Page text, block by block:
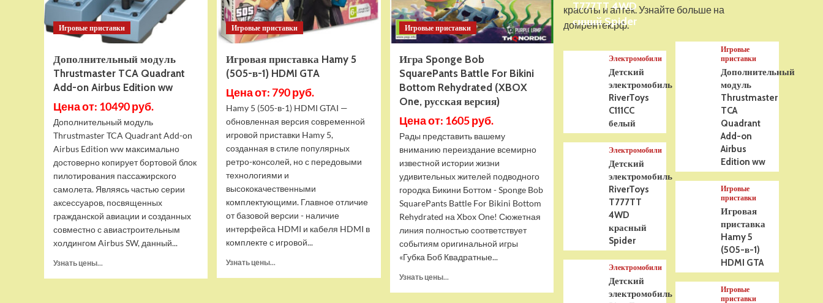
5
На радиоуправлении
(Германия) HC (для ИК
танкового боя) V3 2.4G
RTR, TG3848-1HC-IR3.0
Игровые приставки
Дополнительный модуль
Thrustmaster TCA Quadrant
Add-on Airbus Edition ww
Цена от: 10490 руб.
Дополнительный модуль
Thrustmaster TCA Quadrant Add-on
Airbus Edition ww максимально
достоверно копирует бортовой блок
пилотирования пассажирского
самолета. Являясь частью серии
аксессуаров, посвященных
гражданской авиации и созданных
совместно с авиастроительным
холдингом Airbus SW, данный...
Узнать цены...
Игровые приставки
Игровая приставка Hamy 5
(505-в-1) HDMI GTA
Цена от: 790 руб.
Hamy 5 (505-в-1) HDMI GTAI —
обновленная версия современной
игровой приставки Hamy 5,
созданная в стиле популярных
ретро-консолей, но с передовыми
технологиями и
высококачественными
комплектующими. Главное отличие
от базовой версии - наличие
интерфейса HDMI и кабеля HDMI в
комплекте с игровой...
Узнать цены...
Игровые приставки
Игра Sponge Bob
SquarePants Battle For Bikini
Bottom Rehydrated (XBOX
One, русская версия)
Цена от: 1605 руб.
Рады представить вашему
вниманию переиздание всемирно
известной истории жизни
удивительных жителей подводного
городка Бикини Боттом - Sponge Bob
SquarePants Battle For Bikini Bottom
Rehydrated на Xbox One! Сюжетная
линия полностью соответствует
событиям оригинальной игры
«Губка Боб Квадратные...
Узнать цены...
красоты и аптек. Узнайте больше на
домрентек.рф.
T777TT 4WD
синий Spider
Электромобили
Детский
электромобиль
RiverToys
C111CC
белый
Электромобили
Детский
электромобиль
RiverToys
T777TT
4WD
красный
Spider
Электромобили
Детский
электромобиль
Игровые
приставки
Дополнительный
модуль
Thrustmaster
TCA
Quadrant
Add-on
Airbus
Edition ww
Игровые
приставки
Игровая
приставка
Hamy 5
(505-в-1)
HDMI GTA
Игровые
приставки